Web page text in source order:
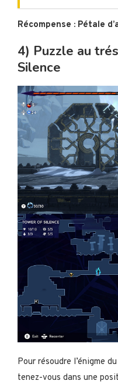
Récompense : Pétale
4) Puzzle au
Silence
Pour résoudre l’énigme
tenez-vous dans une